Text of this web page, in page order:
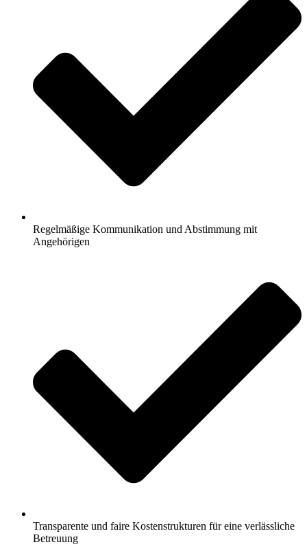
Regelmäßige Kommunikation und Abstimmung mit
Angehörigen
Transparente und faire Kostenstrukturen für eine verlässliche
Betreuung